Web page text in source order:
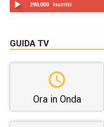
290,000 Iscritti
GUIDA TV
Ora in Onda